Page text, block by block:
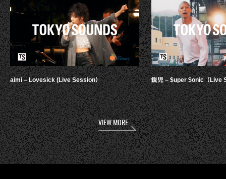
aimi – Lovesick (Live Session） 鋭児 – $uper $onic（Live
VIEW MORE